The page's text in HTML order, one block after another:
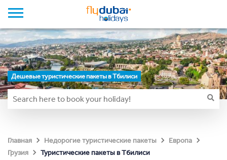
Дешевые туристические пакеты в Тбилиси
Главная Недорогие туристические пакеты
Европа
Грузия
Туристические пакеты в Тбилиси